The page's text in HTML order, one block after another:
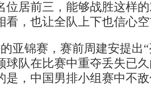
位居前三，能够战胜这样
看，也让全队上下也信心
锦赛，赛前周建安提出“
球队在比赛中重夺丢失已
是，中国男排小组赛中不